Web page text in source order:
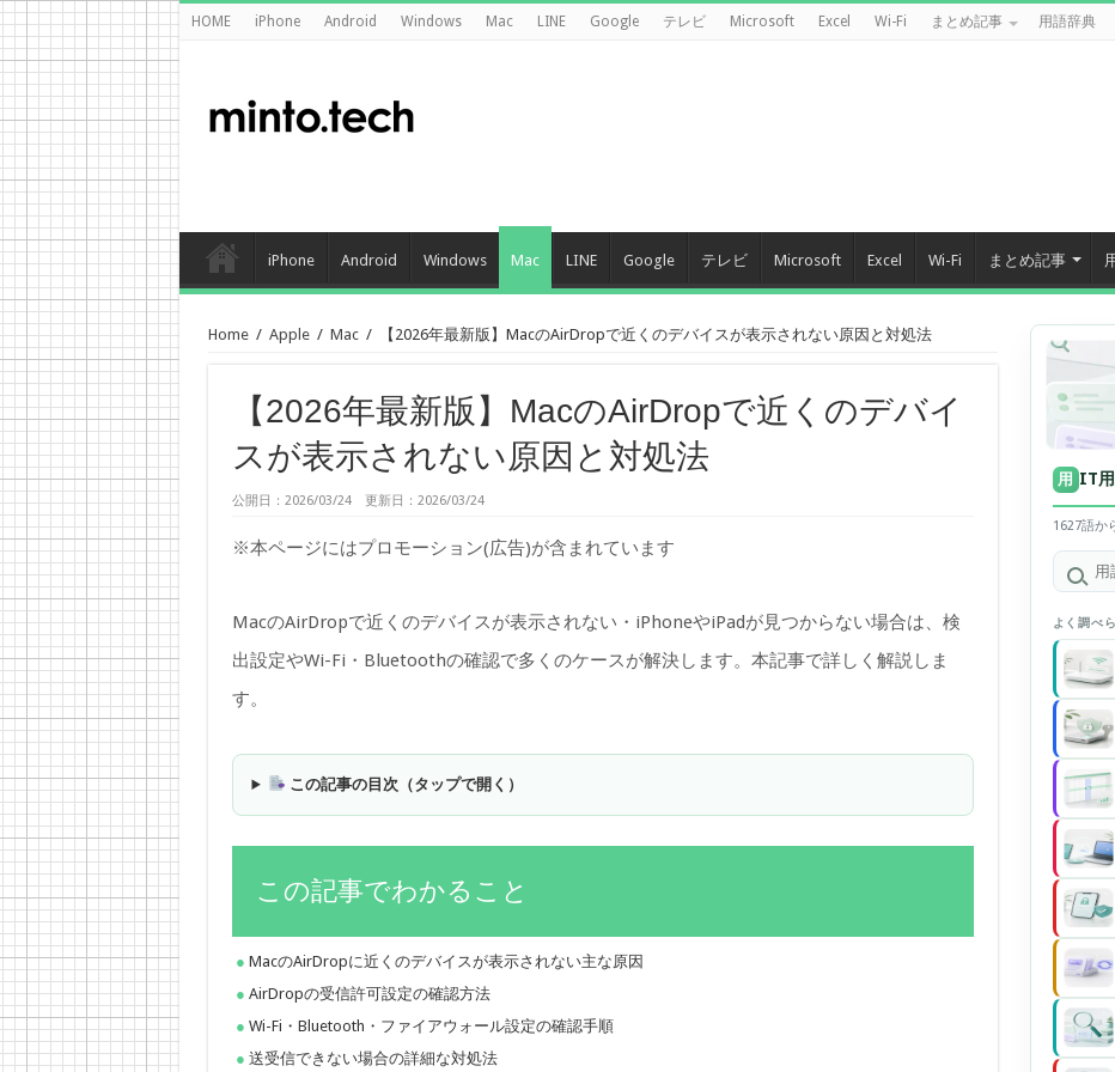
HOME iPhone Android Windows Mac LINE Google テレビ Microsoft Excel Wi-Fi まとめ記事 用語辞典
iPhone Android Windows Mac LINE Google テレビ Microsoft Excel Wi-Fi まとめ記事
Home / Apple / Mac / 【2026年最新版】MacのAirDropで近くのデバイスが表示されない原因と対処法
【2026年最新版】MacのAirDropで近くのデバイ
スが表示されない原因と対処法
公開日：2026/03/24 更新日：2026/03/24
※本ページにはプロモーション(広告)が含まれています
MacのAirDropで近くのデバイスが表示されない・iPhoneやiPadが見つからない場合は、検
出設定やWi-Fi・Bluetoothの確認で多くのケースが解決します。本記事で詳しく解説しま
す。
この記事の目次（タップで開く）
この記事でわかること
MacのAirDropに近くのデバイスが表示されない主な原因
AirDropの受信許可設定の確認方法
Wi-Fi・Bluetooth・ファイアウォール設定の確認手順
送受信できない場合の詳細な対処法
用 IT
1627語か
よく調べ